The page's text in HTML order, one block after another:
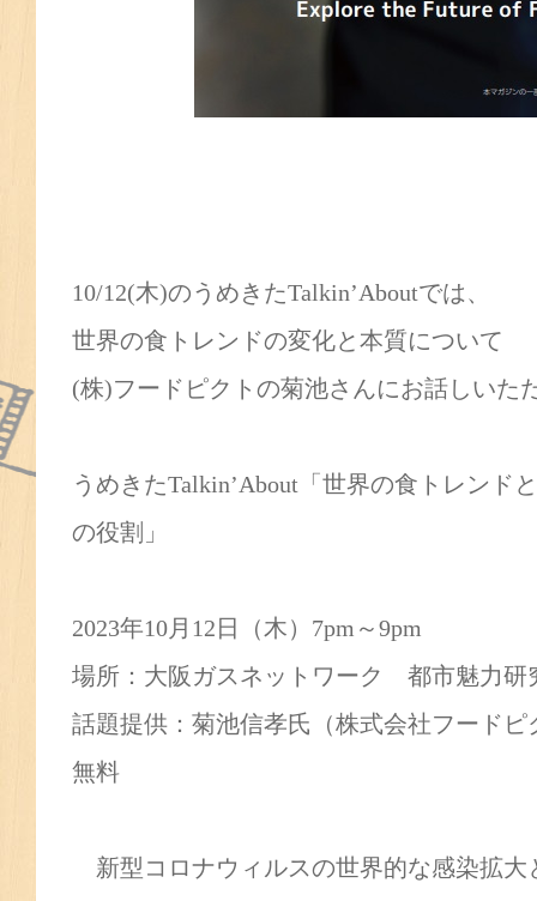
10/12(木)のうめきたTalkin’Aboutでは、
世界の食トレンドの変化と本質について
(株)フードピクトの菊池さんにお話しいた
うめきたTalkin’About「世界の食トレンド
の役割」
2023年10月12日（木）7pm～9pm
場所：大阪ガスネットワーク 都市魅力
話題提供：菊池信孝氏（株式会社フード
無料
新型コロナウィルスの世界的な感染拡大